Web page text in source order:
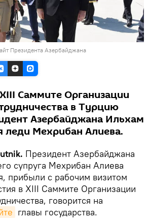
Президента Азербайджана
Саммите Организации
в Турцию
Азербайджана Ильхам
леди Мехрибан Алиева.
Президент Азербайджана
супруга Мехрибан Алиева
прибыли с рабочим визитом
в XIII Саммите Организации
говорится на
главы государства.